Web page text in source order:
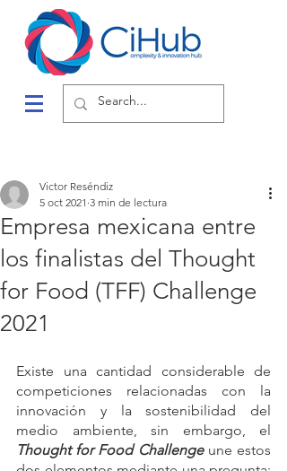
Empresa mexicana entre
los finalistas del Thought
for Food (TFF) Challenge
2021
Victor Reséndiz
5 oct 2021 3 min de lectura
Existe una cantidad considerable de
competiciones relacionadas con la
innovación y la sostenibilidad del
Thought for Food Challenge une estos